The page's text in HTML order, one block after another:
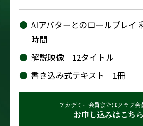
AIアバターとのロールプレイ
時間
解説映像 12タイトル
書き込み式テキスト 1冊
アカデミー会員またはクラブ会
お申し込みはこちら